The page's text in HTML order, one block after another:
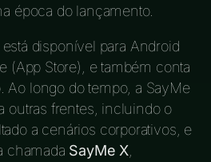
época do lançamento.
disponível para Android
(App Store), e também conta
Ao longo do tempo, a SayMe
outras frentes, incluindo o
a cenários corporativos, e
chamada SayMe X,